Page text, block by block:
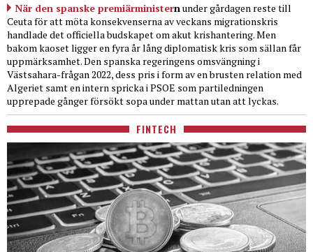
När den spanske premiärministern under gårdagen reste till
Ceuta för att möta konsekvenserna av veckans migrationskris
handlade det officiella budskapet om akut krishantering. Men
bakom kaoset ligger en fyra år lång diplomatisk kris som sällan får
uppmärksamhet. Den spanska regeringens omsvängning i
Västsahara-frågan 2022, dess pris i form av en brusten relation med
Algeriet samt en intern spricka i PSOE som partiledningen
upprepade gånger försökt sopa under mattan utan att lyckas.
FINTECH